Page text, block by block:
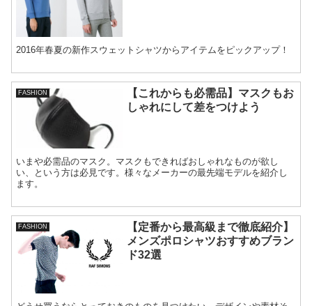
2016年春夏の新作スウェットシャツからアイテムをピックアップ！
FASHION
【これからも必需品】マスクもお
しゃれにして差をつけよう
いまや必需品のマスク。マスクもできればおしゃれなものが欲し
い、という方は必見です。様々なメーカーの最先端モデルを紹介し
ます。
FASHION
【定番から最高級まで徹底紹介】
メンズポロシャツおすすめブラン
ド32選